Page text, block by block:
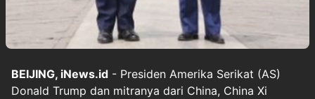
BEIJING, iNews.id - Presiden Amerika Serikat (AS)
Donald Trump dan mitranya dari China, China Xi